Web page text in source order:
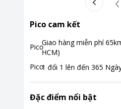
Pico cam kết
Giao hàng miễn phí
HCM)
1 đổi 1 lên đến 365
Đặc điểm nổi bật